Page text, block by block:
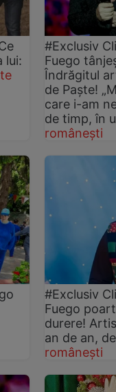
lui:
#Exclusiv
Fuego
Îndrăgitul
de Paște!
care i-am
de timp, în
românești
#Exclusiv
Fuego
durere!
an de an,
românești